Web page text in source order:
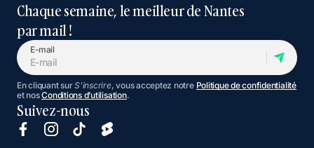
Chaque semaine, le meilleur de Nantes
par mail !
E-mail
En cliquant surS'inscrire, vous acceptez notre Politique de confidentialité
et nosConditions d’utilisation.
Suivez-nous